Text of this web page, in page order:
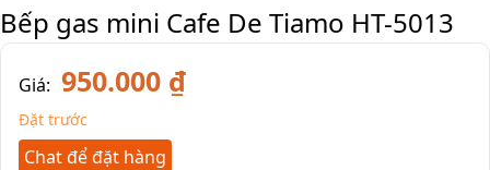
Bếp gas mini Cafe De Tiamo HT-5013
Giá: 950.000 ₫
Đặt trước
Chat để đặt hàng